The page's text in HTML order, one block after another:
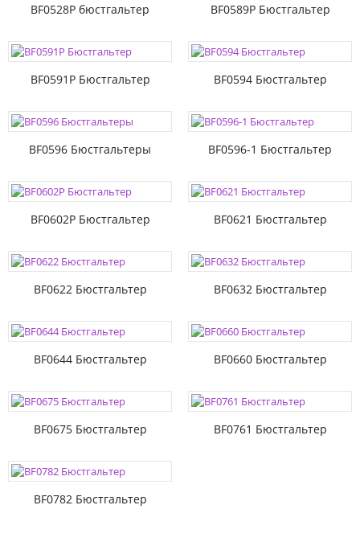
BF0528P бюстгальтер BF0589P Бюстгальтер
BF0591P Бюстгальтер BF0594 Бюстгальтер
BF0596 Бюстгальтеры BF0596-1 Бюстгальтер
BF0602P Бюстгальтер BF0621 Бюстгальтер
BF0622 Бюстгальтер BF0632 Бюстгальтер
BF0644 Бюстгальтер BF0660 Бюстгальтер
BF0675 Бюстгальтер BF0761 Бюстгальтер
BF0782 Бюстгальтер